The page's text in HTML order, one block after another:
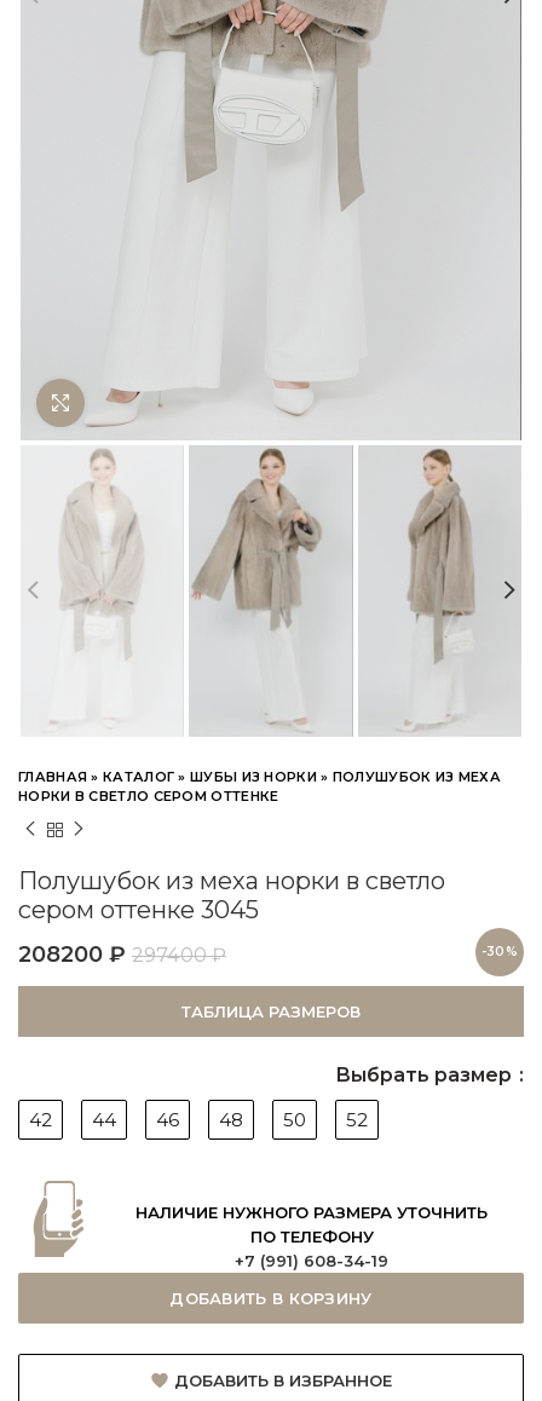
Нажмите чтобы увеличить
ГЛАВНАЯ »КАТАЛОГ »ШУБЫ ИЗ НОРКИ» ПОЛУШУБОК ИЗ МЕХА
НОРКИ В СВЕТЛО СЕРОМ ОТТЕНКЕ
Полушубок из меха норки в светло
сером оттенке 3045
208200 ₽ 297400₽ -30%
ТАБЛИЦА РАЗМЕРОВ
Выбрать размер
42
44 46 48 50 52
НАЛИЧИЕ НУЖНОГО РАЗМЕРА УТОЧНИТЬ
ПО ТЕЛЕФОНУ
+7 (991) 608-34-19
ДОБАВИТЬ В КОРЗИНУ
ДОБАВИТЬ В ИЗБРАННОЕ